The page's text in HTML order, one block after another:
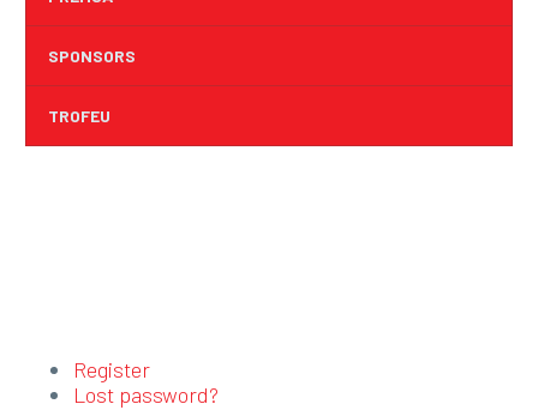
SPONSORS
TROFEU
Register
Lost password?